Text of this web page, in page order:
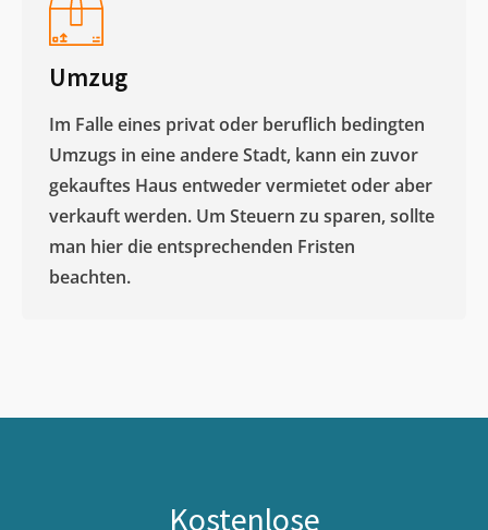
Umzug
Im Falle eines privat oder beruflich bedingten
Umzugs in eine andere Stadt, kann ein zuvor
gekauftes Haus entweder vermietet oder aber
verkauft werden. Um Steuern zu sparen, sollte
man hier die entsprechenden Fristen
beachten.
Kostenlose